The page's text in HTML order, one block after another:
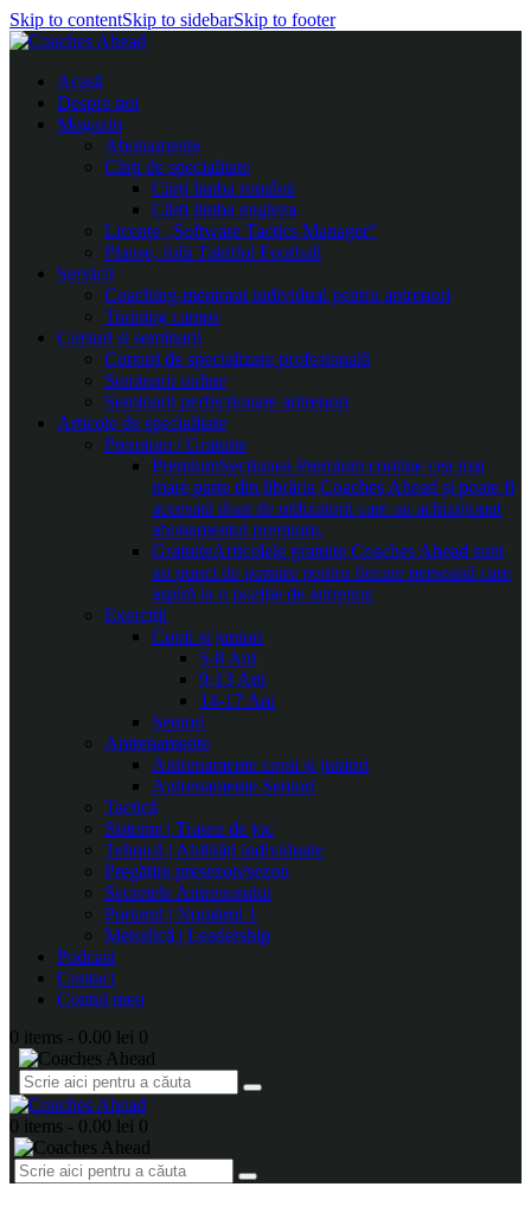
Skip to contentSkip to sidebarSkip to footer
Acasă
Despre noi
Magazin
Abonamente
Cărți de specialitate
Cărți limba română
Cărți limba engleza
Licențe „Software Tactics Manager”
Planșe, folii Taktifol Football
Servicii
Coaching-mentorat individual pentru antrenori
Training camps
Cursuri și seminarii
Cursuri de specializare profesională
Seminarii online
Seminarii perfecționare antrenori
Articole de specialitate
Premium / Gratuite
PremiumSecțiunea Premium conține cea mai
mare parte din librăria Coaches Ahead și poate fi
accesată doar de utilizatorii care au achiziționat
abonamentul premium.
GratuiteArticolele gratuite Coaches Ahead sunt
un punct de pornire pentru fiecare persoană care
aspiră la o poziție de antrenor.
Exerciții
Copii și juniori
5-8 Ani
9-13 Ani
14-17 Ani
Seniori
Antrenamente
Antrenamente copii și juniori
Antrenamente Seniori
Tactică
Sisteme | Trasee de joc
Tehnică | Abilități individuale
Pregătire presezon/sezon
Secretele Antrenorului
Portarul | Numărul 1
Metodică | Leadership
Podcast
Contact
Contul meu
0 items - 0.00 lei 0
0 items - 0.00 lei 0